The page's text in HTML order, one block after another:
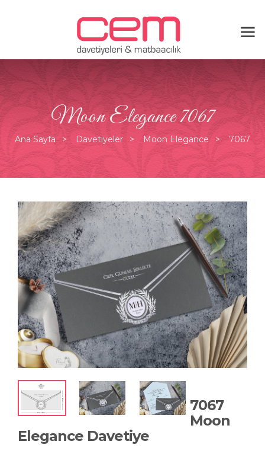
Moon Elegance 7067
Ana Sayfa Davetiyeler Moon Elegance 7067
7067
Moon
Elegance Davetiye